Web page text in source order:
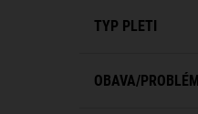
TYP PLETI
OBAVA/PROBLÉM